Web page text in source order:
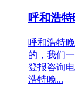
呼和浩
呼和浩特
的，我们
登报咨询
浩特晚...